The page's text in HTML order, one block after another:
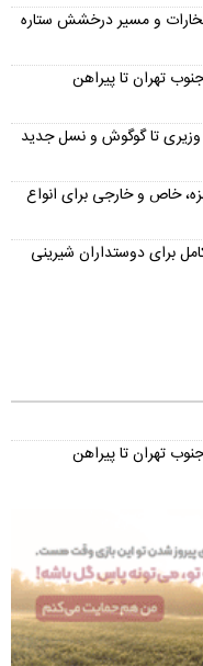
و مسیر درخشش ستاره
تهران تا پیراهن
وزیری تا گوگوش و نسل جدید
۳۰۰ اسم زیبا، بامزه، خاص و خارجی برای انواع
برای دوستداران شیرینی
تهران تا پیراهن